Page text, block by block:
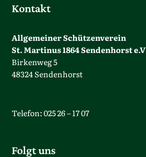
Kontakt
Allgemeiner Schützenverein
St. Martinus 1864 Sendenhorst e.V
Birkenweg 5
48324 Sendenhorst
Telefon: 025 26 – 17 07
Folgt uns